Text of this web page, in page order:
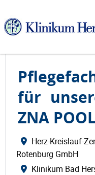
für
ZNA POOL
Herz-
Rotenburg GmbH
Klinikum Bad